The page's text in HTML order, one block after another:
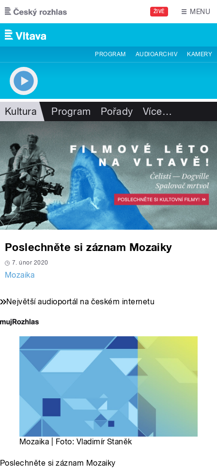
Přejít k hlavnímu obsahu
ŽIVĚ MENU
PROGRAM AUDIOARCHIV KAMERY
Kultura Program Pořady Více…
Poslechněte si záznam Mozaiky
7. únor 2020
Mozaika
Největší audioportál na českém internetu
Mozaika | Foto: Vladimír Staněk
Poslechněte si záznam Mozaiky